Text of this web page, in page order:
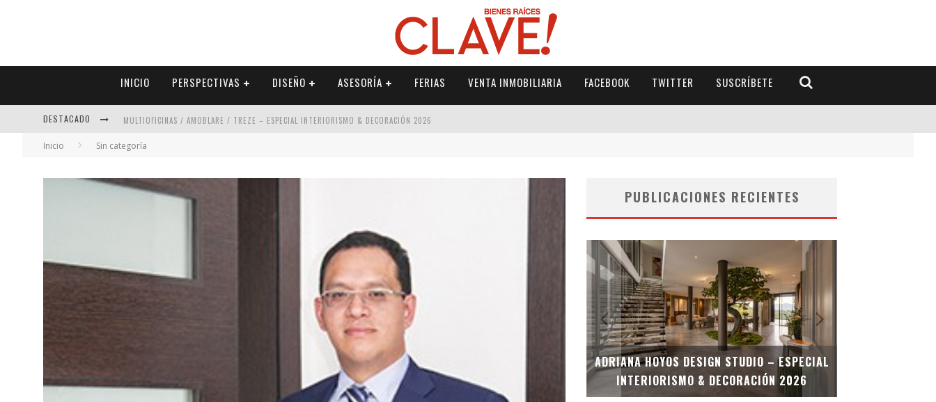
INICIO PERSPECTIVAS DISEÑO ASESORÍA FERIAS VENTA INMOBILIARIA FACEBOOK TWITTER SUSCRÍBETE
DESTACADO MULTIOFICINAS / AMOBLARE / TREZE – ESPECIAL INTERIORISMO & DECORACIÓN 2026
ABAD VERGARA ARQUITECTOS – ESPECIAL INTERIORISMO & DECORACIÓN 2026
COLINEAL – ESPECIAL INTERIORISMO & DECORACIÓN 2026
Inicio Sin categoría
PUBLICACIONES RECIENTES
MUBB DESIGN STUDIO – ESPECIAL
INTERIORISMO & DECORACIÓN 2026
ADRIANA HOYOS DESIGN STUDIO – ESPECIAL
INTERIORISMO & DECORACIÓN 2026